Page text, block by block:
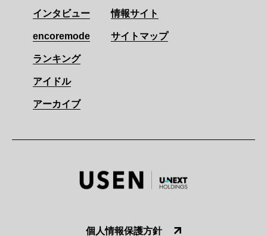
インタビュー
encoremode
ランキング
アイドル
アーカイブ
情報サイト
サイトマップ
個人情報保護方針